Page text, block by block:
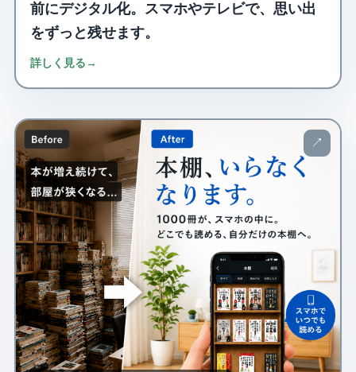
前にデジタル化。スマホやテレビで、思い出
をずっと残せます。
詳しく見る →
↗